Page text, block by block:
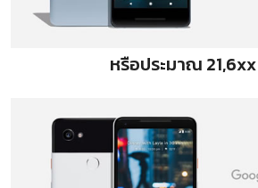
หรือประมาณ